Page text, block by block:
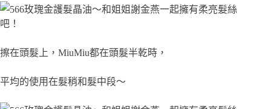
擦在頭髮上，MiuMiu都在頭髮半乾時，
平均的使用在髮稍和髮中段～